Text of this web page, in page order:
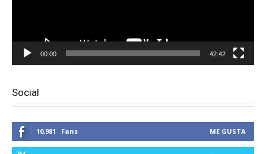
00:00 42:42
Social
10,981 Fans ME GUSTA